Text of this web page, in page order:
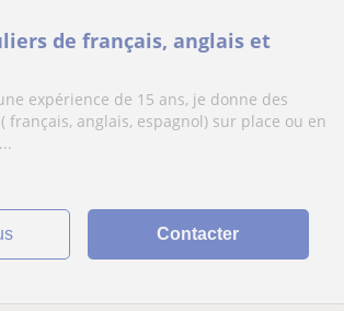
de français, anglais et
expérience de 15 ans, je donne des
français, anglais, espagnol) sur place ou en
Contacter